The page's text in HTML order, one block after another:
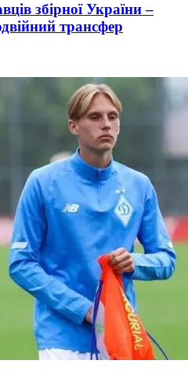
збірної України –
трансфер